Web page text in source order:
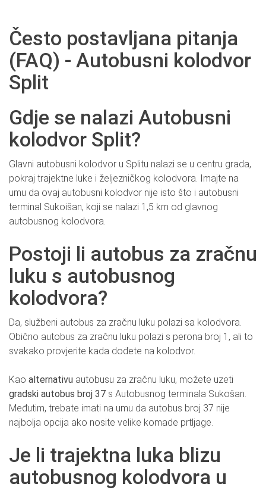
Često postavljana pitanja
(FAQ) - Autobusni kolodvor
Split
Gdje se nalazi Autobusni
kolodvor Split?
Glavni autobusni kolodvor u Splitu nalazi se u centru grada,
pokraj trajektne luke i željezničkog kolodvora. Imajte na
umu da ovaj autobusni kolodvor nije isto što i autobusni
terminal Sukoišan, koji se nalazi 1,5 km od glavnog
autobusnog kolodvora.
Postoji li autobus za zračnu
luku s autobusnog
kolodvora?
Da, službeni autobus za zračnu luku polazi sa kolodvora.
Obično autobus za zračnu luku polazi s perona broj 1, ali to
svakako provjerite kada dođete na kolodvor.
Kao alternativu autobusu za zračnu luku, možete uzeti
gradski autobus broj 37 s Autobusnog terminala Sukošan.
Međutim, trebate imati na umu da autobus broj 37 nije
najbolja opcija ako nosite velike komade prtljage.
Je li trajektna luka blizu
autobusnog kolodvora u